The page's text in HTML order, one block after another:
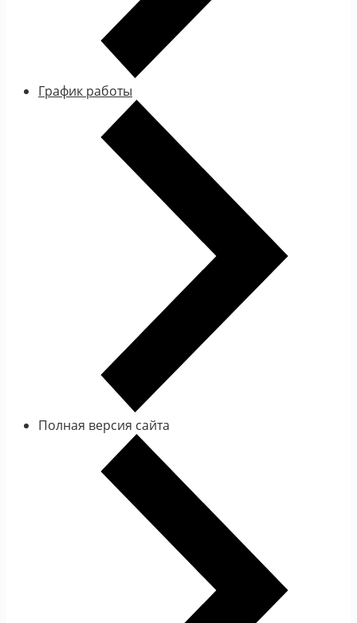
График работы
Полная версия сайта